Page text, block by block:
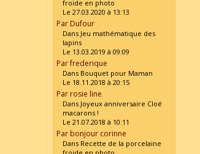
froide en photo
Le 27.03.2020 à 13:13
Par Dufour
Dans Jeu mathématique des
lapins
Le 13.03.2019 à 09:09
Par frederique
Dans Bouquet pour Maman
Le 18.11.2018 à 20:15
Par rosie line
Dans Joyeux anniversaire Cloé
macarons !
Le 21.07.2018 à 10:11
Par bonjour corinne
Dans Recette de la porcelaine